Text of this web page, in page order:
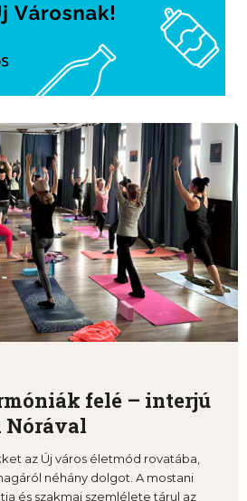
felé – interjú
Nórával
az Új város életmód rovatába,
néhány dolgot. A mostani
és szakmai szemlélete tárul az